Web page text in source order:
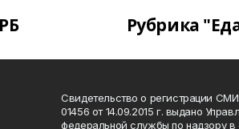
Рубрика
Свидетельство о регистрации
01456 от 14.09.2015 г. выдано
федеральной службы по надзору в